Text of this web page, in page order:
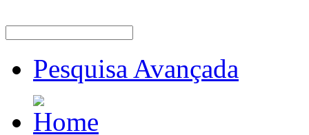
Pesquisa Avançada